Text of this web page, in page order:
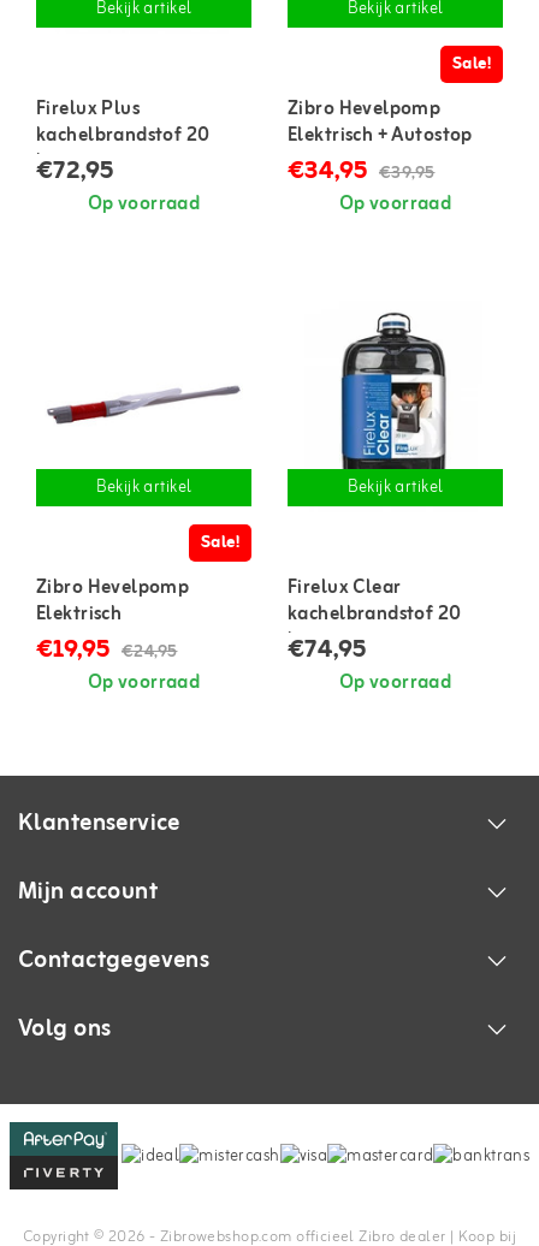
Bekijk artikel
Firelux Plus
kachelbrandstof 20
liter
€72,95
Op voorraad
Bekijk artikel
Sale!
Zibro Hevelpomp
Elektrisch + Autostop
€34,95 €39,95
Op voorraad
Bekijk artikel
Sale!
Zibro Hevelpomp
Elektrisch
€19,95 €24,95
Op voorraad
Bekijk artikel
Firelux Clear
kachelbrandstof 20
liter
€74,95
Op voorraad
Klantenservice
Mijn account
Contactgegevens
Volg ons
Copyright © 2026 - Zibrowebshop.com officieel Zibro dealer | Koop bij